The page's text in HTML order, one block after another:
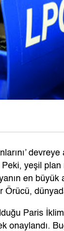
Peki, yeşil
en büyük
Paris
onaylandı.